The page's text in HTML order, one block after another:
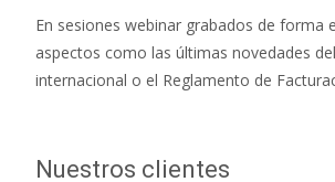
En sesiones webinar grabados de forma
aspectos como las últimas novedades
internacional o el Reglamento de
Nuestros clientes